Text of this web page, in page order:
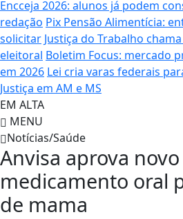
Encceja 2026: alunos já podem
redação Pix Pensão Alimentícia:
solicitar Justiça do Trabalho
eleitoral Boletim Focus: mercado
em 2026 Lei cria varas federais
Justiça em AM e MS
EM ALTA
MENU
Notícias/Saúde
Anvisa aprova novo
medicamento oral
de mama